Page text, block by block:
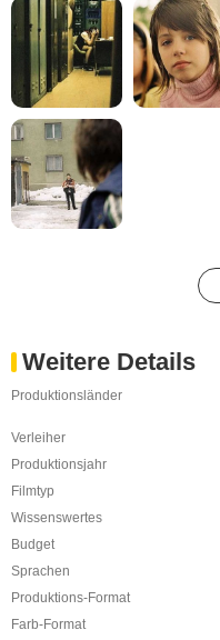
Weitere Details
Produktionsländer
Verleiher
Produktionsjahr
Filmtyp
Wissenswertes
Budget
Sprachen
Produktions-Format
Farb-Format